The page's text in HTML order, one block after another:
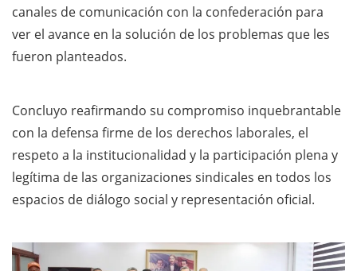
canales de comunicación con la confederación para
ver el avance en la solución de los problemas que les
fueron planteados.
Concluyo reafirmando su compromiso inquebrantable
con la defensa firme de los derechos laborales, el
respeto a la institucionalidad y la participación plena y
legítima de las organizaciones sindicales en todos los
espacios de diálogo social y representación oficial.